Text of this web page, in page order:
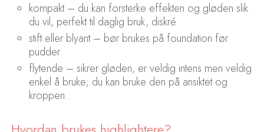
kompakt – du kan forsterke effekten og gløden slik
du vil, perfekt til daglig bruk, diskré
stift eller blyant – bør brukes på foundation før
pudder
flytende – sikrer gløden, er veldig intens men veldig
enkel å bruke; du kan bruke den på ansiktet og
kroppen.